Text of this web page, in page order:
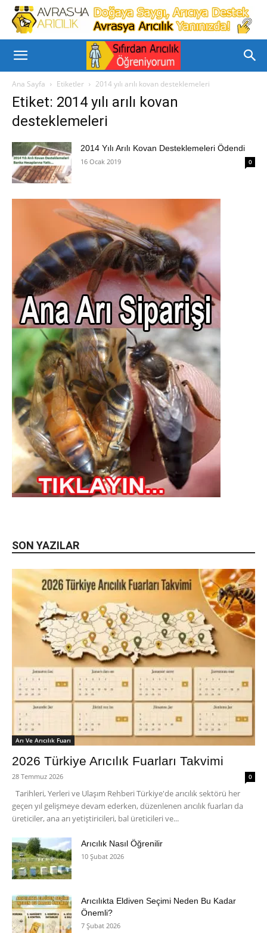
Ana Sayfa Etiketler 2014 yılı arılı kovan desteklemeleri
Etiket: 2014 yılı arılı kovan
desteklemeleri
2014 Yılı Arılı Kovan Desteklemeleri Ödendi
16 Ocak 2019 0
SON YAZILAR
Arı Ve Arıcılık Fuarı
2026 Türkiye Arıcılık Fuarları Takvimi
28 Temmuz 2026 0
Tarihleri, Yerleri ve Ulaşım Rehberi Türkiye'de arıcılık sektörü her
geçen yıl gelişmeye devam ederken, düzenlenen arıcılık fuarları da
üreticiler, ana arı yetiştiricileri, bal üreticileri ve...
Arıcılık Nasıl Öğrenilir
10 Şubat 2026
Arıcılıkta Eldiven Seçimi Neden Bu Kadar
Önemli?
7 Şubat 2026